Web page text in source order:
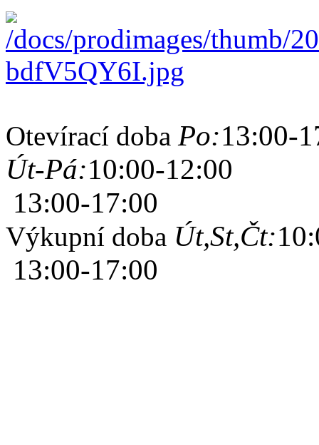
Otevírací doba Po:13:00-
Út-Pá:10:00-12:00
13:00-17:00
Výkupní doba Út,St,Čt:
13:00-17:00